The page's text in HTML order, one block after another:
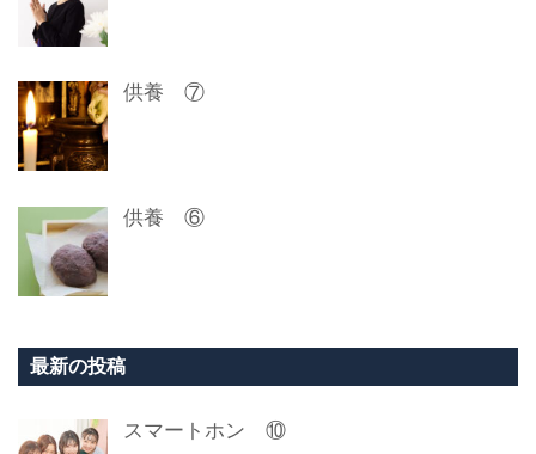
供養 ⑦
供養 ⑥
最新の投稿
スマートホン ⑩